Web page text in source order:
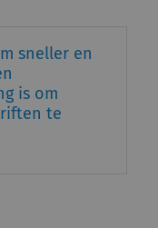
sneller en
is om
te